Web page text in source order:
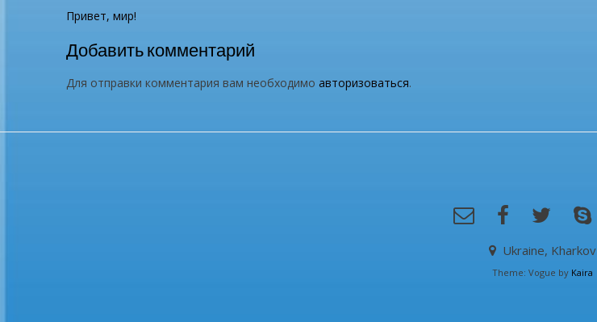
Н
а
в
и
а
Привет, мир!
Добавить комментарий
Для отправки комментария вам необходимо авторизоваться.
Ukraine, Kharkov
Theme: Vogue by Kaira